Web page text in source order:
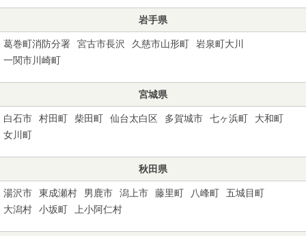
岩手県
葛巻町消防分署 宮古市長沢 久慈市山形町
岩泉町大川
一関市川崎町
宮城県
白石市 村田町 柴田町 仙台太白区 多賀城市 七ヶ浜町
大和町
女川町
秋田県
湯沢市 東成瀬村 男鹿市 潟上市 藤里町 八峰町
五城目町
大潟村
小坂町 上小阿仁村